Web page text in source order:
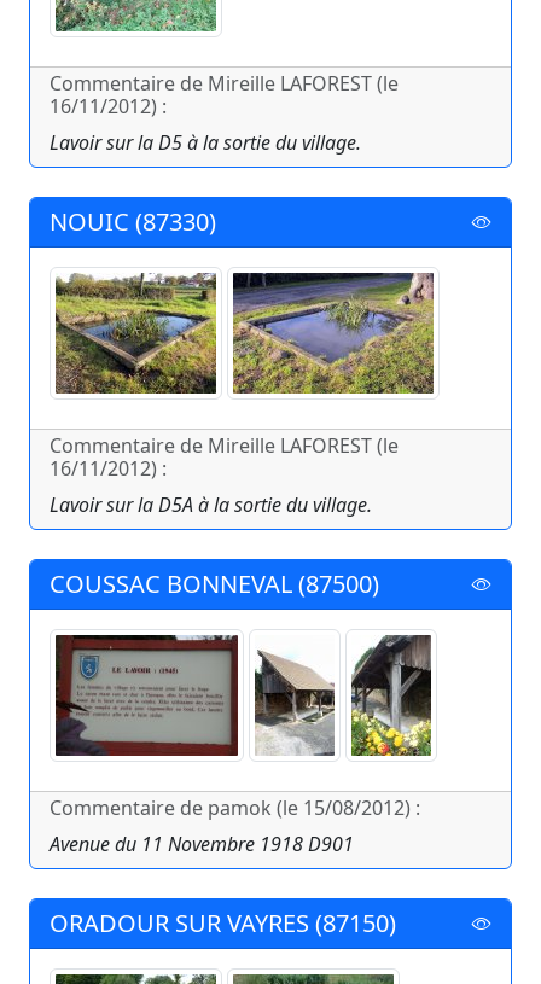
Commentaire de Mireille LAFOREST (le
16/11/2012) :
Lavoir sur la D5 à la sortie du village.
NOUIC (87330)
Commentaire de Mireille LAFOREST (le
16/11/2012) :
Lavoir sur la D5A à la sortie du village.
COUSSAC BONNEVAL (87500)
Commentaire de pamok (le 15/08/2012) :
Avenue du 11 Novembre 1918 D901
ORADOUR SUR VAYRES (87150)